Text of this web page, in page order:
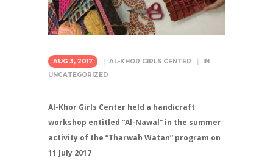
AUG 3, 2017 AL-KHOR GIRLS CENTER
IN
UNCATEGORIZED
Al-Khor Girls Center held a handicraft
workshop entitled “Al-Nawal” in the summer
activity of the “Tharwah Watan” program on
11 July 2017